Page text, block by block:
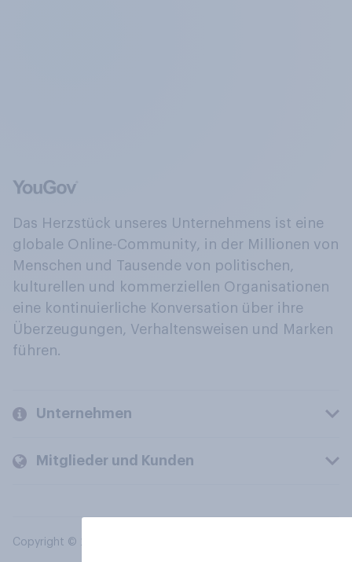
Das Herzstück unseres Unternehmens ist eine
globale Online-Community, in der Millionen von
Menschen und Tausende von politischen,
kulturellen und kommerziellen Organisationen
eine kontinuierliche Konversation über ihre
Überzeugungen, Verhaltensweisen und Marken
führen.
Unternehmen
Mitglieder und Kunden
Copyright © 2026 YouGov PLC. Alle Rechte vorbehalten.